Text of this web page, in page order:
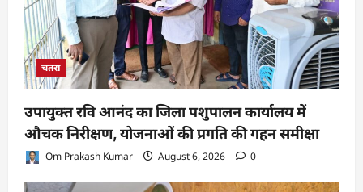
चतरा
उपायुक्त रवि आनंद का जिला पशुपालन कार्यालय में
औचक निरीक्षण, योजनाओं की प्रगति की गहन समीक्षा
Om Prakash Kumar August 6, 2026 0